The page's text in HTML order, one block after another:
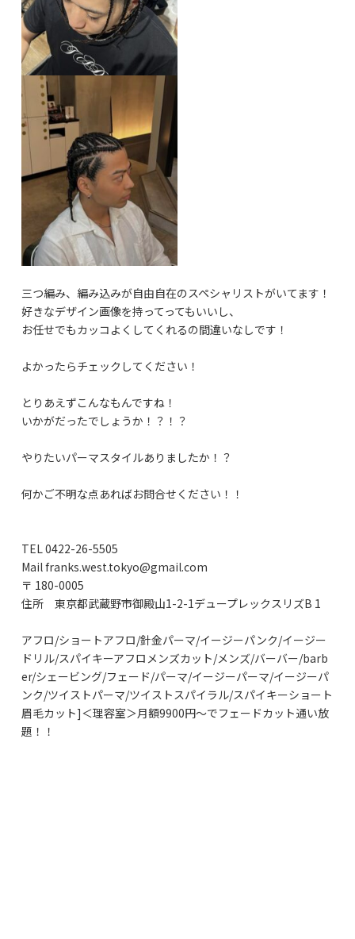
三つ編み、編み込みが自由自在のスペシャリストがいてます！
好きなデザイン画像を持ってってもいいし、
お任せでもカッコよくしてくれるの間違いなしです！
よかったらチェックしてください！
とりあえずこんなもんですね！
いかがだったでしょうか！？！？
やりたいパーマスタイルありましたか！？
何かご不明な点あればお問合せください！！
TEL 0422-26-5505
Mail franks.west.tokyo@gmail.com
〒 180-0005
住所 東京都武蔵野市御殿山1-2-1デュープレックスリズB 1
アフロ/ショートアフロ/針金パーマ/イージーパンク/イージー
ドリル/スパイキーアフロメンズカット/メンズ/バーバー/barb
er/シェービング/フェード/パーマ/イージーパーマ/イージーパ
ンク/ツイストパーマ/ツイストスパイラル/スパイキーショート
眉毛カット]＜理容室＞月額9900円〜でフェードカット通い放
題！！